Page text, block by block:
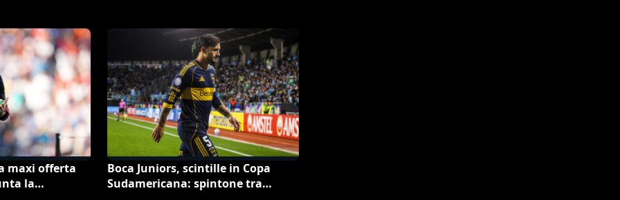
maxi offerta
la
Boca Juniors, scintille in Copa
Sudamericana: spintone tra